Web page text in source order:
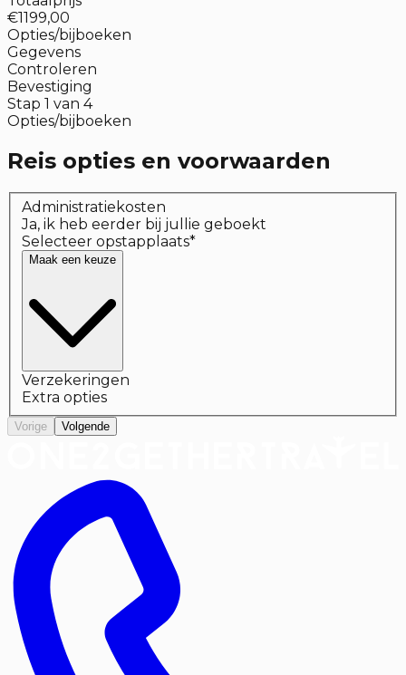
€1199,00
Opties/bijboeken
Gegevens
Controleren
Bevestiging
Stap 1 van 4
Opties/bijboeken
Reis opties en voorwaarden
Administratiekosten
Ja, ik heb eerder bij jullie geboekt
Selecteer opstapplaats*
Maak een keuze
Verzekeringen
Extra opties
Vorige Volgende